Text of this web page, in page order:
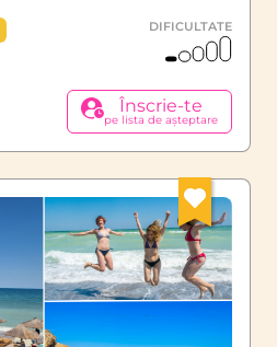
DIFICULTATE
Înscrie-te
pe lista de așteptare